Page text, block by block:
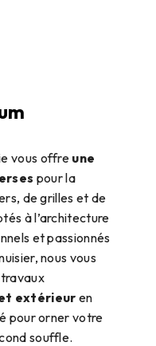
vous offre une
pour la
de grilles et de
à l’architecture
et passionnés
nous vous
extérieur en
pour orner votre
souffle.